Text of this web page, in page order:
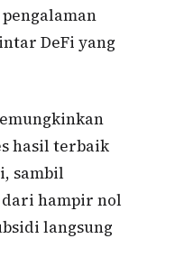
DeFi yang
hasil terbaik
sambil
hampir nol
langsung